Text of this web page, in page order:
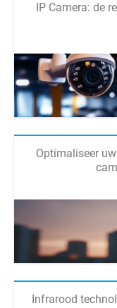
IP Camera: de
Optimaliseer
Infrarood